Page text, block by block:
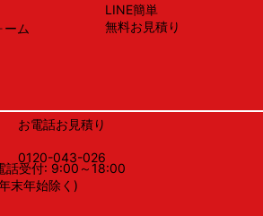
LINE簡単
無料お見積り
0120-043-026
お電話お見積り
話受付: 9:00～18:00
末年始除く)
ーム